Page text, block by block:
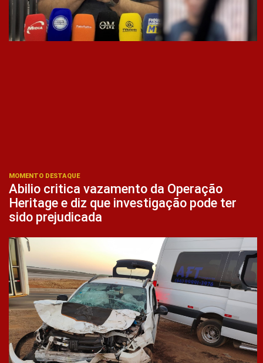
MOMENTO DESTAQUE
Abilio critica vazamento da Operação
Heritage e diz que investigação pode ter
sido prejudicada